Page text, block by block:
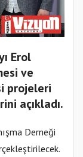
Erol
ve
projeleri
açıkladı.
Derneği